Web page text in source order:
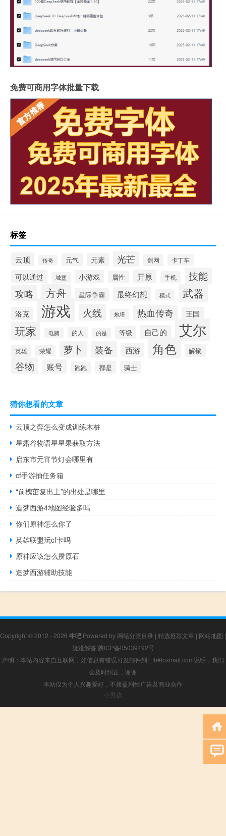
免费可商用字体批量下载
标签
云顶 传奇 元气 元素 光芒 剑网 卡丁车
可以通过 城堡 小游戏 属性 开原 手机
技能
攻略
方舟 星际争霸 最终幻想 模式 武器
洛克 游戏 火线 炮塔 热血传奇 王国
玩家 电脑 的人 的是 等级 自己的 艾尔
英雄 荣耀 萝卜 装备 西游 角色 解锁
谷物 账号 跑跑 都是 骑士
猜你想看的文章
云顶之弈怎么变成训练木桩
星露谷物语星星果获取方法
启东市元宵节灯会哪里有
cf手游抽任务箱
“前槐茁复出土”的出处是哪里
造梦西游4地图经验多吗
你们原神怎么你了
英雄联盟玩cf卡吗
原神应该怎么攒原石
造梦西游辅助技能
Copyright © 2012 - 2026 牛吧 Powered by 网站分类目录 | 精选推荐文章 | 网站地图 |
疑难解答 陕ICP备05039492号
声明：本站内容来自互联网，如信息有错误可发邮件到f_fb#foxmail.com说明，我们
会及时纠正，谢谢
本站仅为个人兴趣爱好，不接盈利性广告及商业合作
小男孩